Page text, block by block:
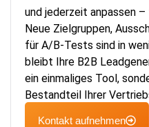
und jederzeit anpassen
Neue Zielgruppen,
für A/B-Tests sind in
bleibt Ihre B2B
ein einmaliges Tool,
Bestandteil Ihrer
Kontakt aufnehmen